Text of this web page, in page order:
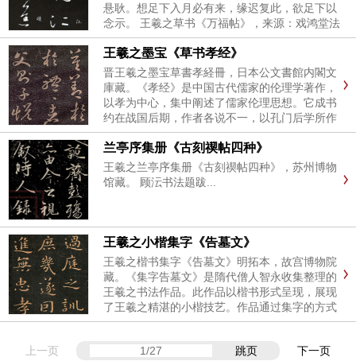
悬耿。想足下入月必有来，缘迟复此，欲足下以
念示。 王羲之草书《万福帖》，来源：戏鸿堂法
书卷十六，日本东京大学图书馆藏。 王羲之草书
《万福帖》，来源：玉烟堂法帖卷九，哈佛大学
燕京图书馆藏。...
王羲之墨宝《草书孝经》
晋王羲之墨宝草書孝経冊，日本公文書館内閣文
庫藏。《孝经》是中国古代儒家的伦理学著作，
以孝为中心，集中阐述了儒家伦理思想。它成书
约在战国后期，作者各说不一，以孔门后学所作
为宜。声明：以上作品仅供学习参考，本站并不
能保证作品的真实性。 ...
兰亭序集册《古刻禊帖四种》
王羲之兰亭序集册《古刻禊帖四种》，苏州博物
馆藏。 顾沄书法题跋...
王羲之小楷集字《告墓文》
王羲之楷书集字《告墓文》明拓本，故宫博物院
藏。《集字告墓文》是隋代僧人智永收集整理的
王羲之书法作品。此作品以楷书形式呈现，展现
了王羲之精湛的小楷技艺。作品通过集字的方式
保存了王羲之书法的精髓，是研究王羲之书法的
朔，九日...
上一页 跳页 下一页